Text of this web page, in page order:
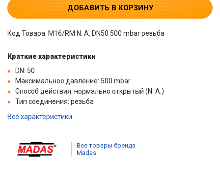
ДОБАВИТЬ В КОРЗИНУ
Код Товара: M16/RM N. A. DN50 500 mbar резьба
Краткие характеристики
DN: 50
Максимальное давление: 500 mbar
Способ действия: нормально открытый (N. A.)
Тип соединения: резьба
Все характеристики
Все товары бренда
Madas